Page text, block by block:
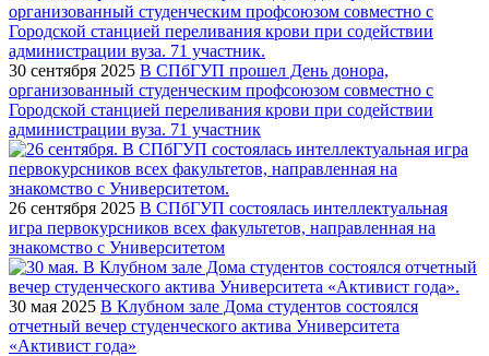
30 сентября 2025 В СПбГУП прошел День донора,
организованный студенческим профсоюзом совместно с
Городской станцией переливания крови при содействии
администрации вуза. 71 участник
26 сентября 2025 В СПбГУП состоялась интеллектуальная
игра первокурсников всех факультетов, направленная на
знакомство с Университетом
30 мая 2025 В Клубном зале Дома студентов состоялся
отчетный вечер студенческого актива Университета
«Активист года»